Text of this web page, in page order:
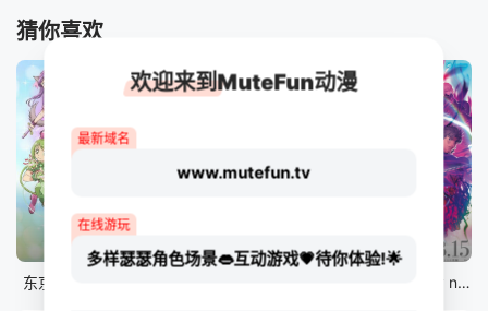
猜你喜欢
12集全
东京猫猫 NEW～♡ 剧场版 Fate/stay night [Heaven&#039;s Feel] III.spring song
欢迎来到MuteFun动漫
最新域名
www.mutefun.tv
在线游玩
多样瑟瑟角色场景👄互动游戏💗待你体验!🌟